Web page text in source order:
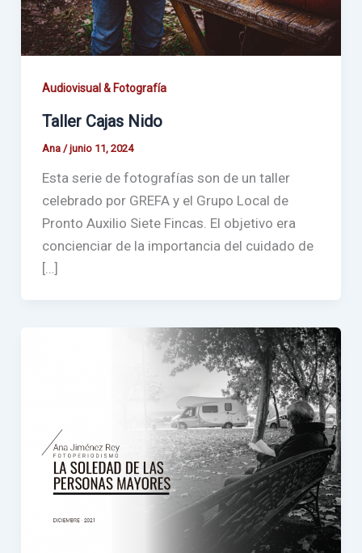
Audiovisual & Fotografía
Taller Cajas Nido
Ana /junio 11, 2024
Esta serie de fotografías son de un taller
celebrado por GREFA y el Grupo Local de
Pronto Auxilio Siete Fincas. El objetivo era
concienciar de la importancia del cuidado de
[…]